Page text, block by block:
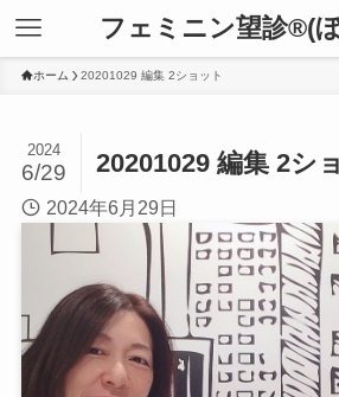
フェミニン望診®(
ホーム 20201029 編集 2ショット
20201029 編集 2シ
2024
6/29
2024年6月29日